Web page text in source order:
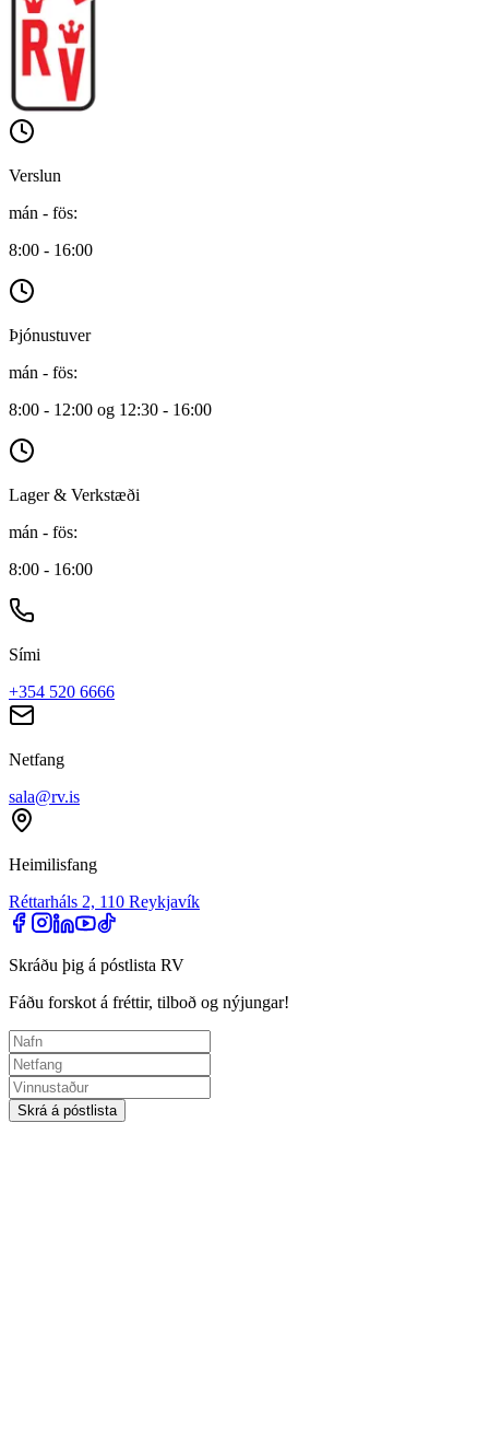
Verslun
mán - fös:
8:00 - 16:00
Þjónustuver
mán - fös:
8:00 - 12:00 og 12:30 - 16:00
Lager & Verkstæði
mán - fös:
8:00 - 16:00
Sími
+354 520 6666
Netfang
sala@rv.is
Heimilisfang
Réttarháls 2, 110 Reykjavík
Skráðu þig á póstlista RV
Fáðu forskot á fréttir, tilboð og nýjungar!
Skrá á póstlista